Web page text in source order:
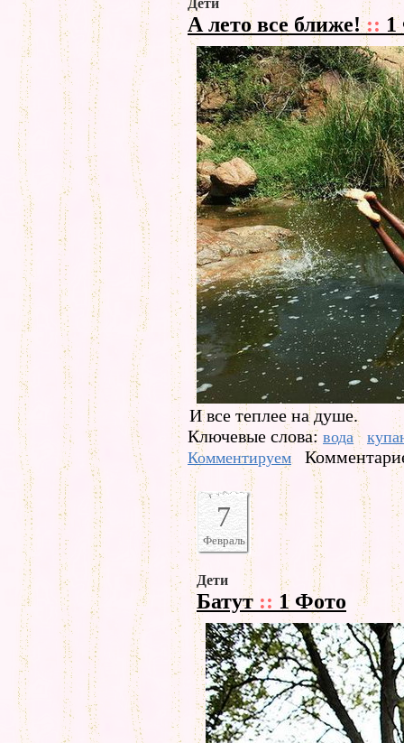
Дети
А лето все ближе!::
И все теплее на душе.
Ключевые слова: вода
Комментируем
7
Февраль
Дети
Батут :: 1 Фото